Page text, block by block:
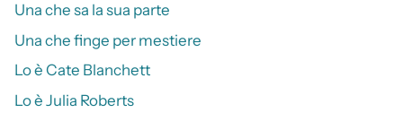
Una che sa la sua parte
Una che finge per mestiere
Lo è Cate Blanchett
Lo è Julia Roberts